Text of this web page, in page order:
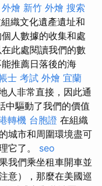
燴 新竹 外燴 搜索
織文化遺產遺址和
人數據的收集和處
此處閱讀我們的數
推薦日落後的海
士 考試 外燴 宜蘭
人非常直接，因此通
中驅動了我們的價值
轉機 台胞證 在組織
城市和周圍環境盡可
它了。 seo
我們乘坐租車開車並
意），那麼在美國巡